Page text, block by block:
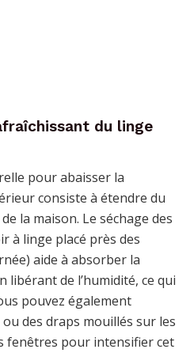
du linge
pour abaisser la
consiste à étendre du
la maison. Le séchage des
à linge placé près des
aide à absorber la
libérant de l’humidité, ce qui
pouvez également
des draps mouillés sur les
fenêtres pour intensifier cet